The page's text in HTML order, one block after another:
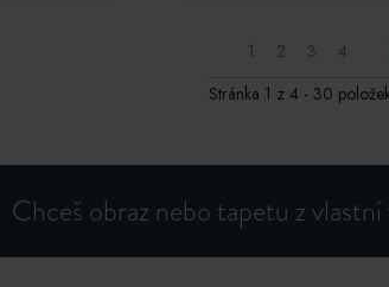
1 2 3 4
Stránka 1 z 4 - 30
Chceš obraz nebo tapetu z